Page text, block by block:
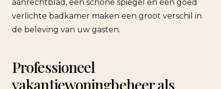
aanrechtblad, een schone spiegel en een goed
verlichte badkamer maken een groot verschil in
de beleving van uw gasten.
Professioneel
vakantiewoningbeheer als